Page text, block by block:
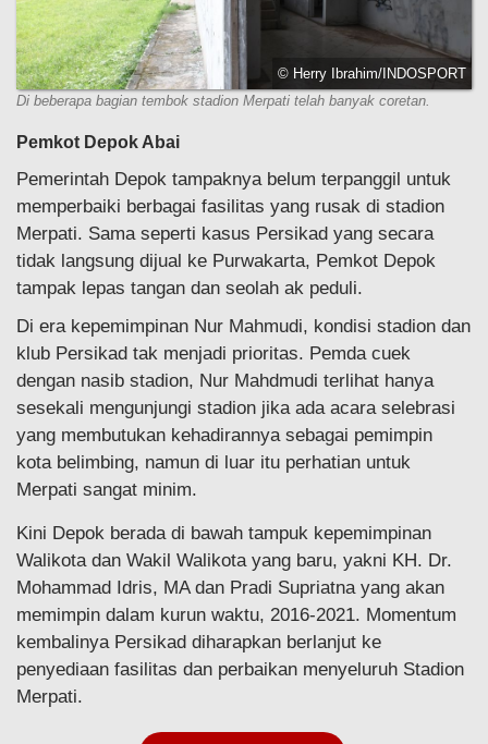
© Herry Ibrahim/INDOSPORT
Di beberapa bagian tembok stadion Merpati telah banyak coretan.
Pemkot Depok Abai
Pemerintah Depok tampaknya belum terpanggil untuk
memperbaiki berbagai fasilitas yang rusak di stadion
Merpati. Sama seperti kasus Persikad yang secara
tidak langsung dijual ke Purwakarta, Pemkot Depok
tampak lepas tangan dan seolah ak peduli.
Di era kepemimpinan Nur Mahmudi, kondisi stadion dan
klub Persikad tak menjadi prioritas. Pemda cuek
dengan nasib stadion, Nur Mahdmudi terlihat hanya
sesekali mengunjungi stadion jika ada acara selebrasi
yang membutukan kehadirannya sebagai pemimpin
kota belimbing, namun di luar itu perhatian untuk
Merpati sangat minim.
Kini Depok berada di bawah tampuk kepemimpinan
Walikota dan Wakil Walikota yang baru, yakni KH. Dr.
Mohammad Idris, MA dan Pradi Supriatna yang akan
memimpin dalam kurun waktu, 2016-2021. Momentum
kembalinya Persikad diharapkan berlanjut ke
penyediaan fasilitas dan perbaikan menyeluruh Stadion
Merpati.